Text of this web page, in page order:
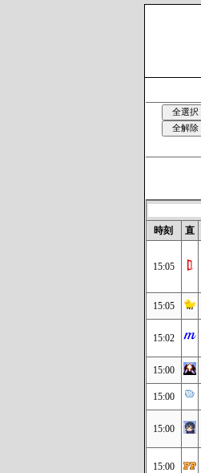
時刻
直
15:05
15:05
15:02
15:00
15:00
15:00
15:00